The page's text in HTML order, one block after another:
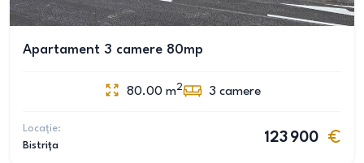
Apartament 3 camere 80mp
80.00 m2 3 camere
Locație:
Bistrița
123 900